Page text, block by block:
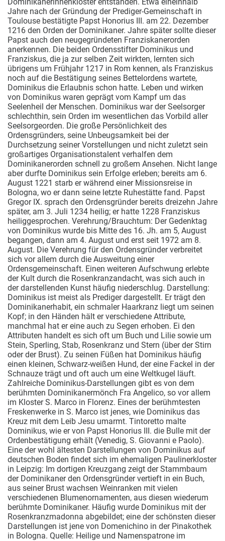
Jahre nach der Gründung der Prediger-Gemeinschaft in
Toulouse bestätigte Papst Honorius III. am 22. Dezember
1216 den Orden der Dominikaner. Jahre später sollte dieser
Papst auch den neugegründeten Franziskanerorden
anerkennen. Die beiden Ordensstifter Dominikus und
Franziskus, die ja zur selben Zeit wirkten, lernten sich
übrigens um Frühjahr 1217 in Rom kennen, als Franziskus
noch auf die Bestätigung seines Bettelordens wartete,
Dominikus die Erlaubnis schon hatte. Leben und wirken
von Dominikus waren geprägt vom Kampf um das
Seelenheil der Menschen. Dominikus war der Seelsorger
schlechthin, sein Orden im wesentlichen das Vorbild aller
Seelsorgeorden. Die große Persönlichkeit des
Ordensgründers, seine Unbeugsamkeit bei der
Durchsetzung seiner Vorstellungen und nicht zuletzt sein
großartiges Organisationstalent verhalfen dem
Dominikanerorden schnell zu großem Ansehen. Nicht lange
aber durfte Dominikus sein Erfolge erleben; bereits am 6.
August 1221 starb er während einer Missionsreise in
Bologna, wo er dann seine letzte Ruhestätte fand. Papst
Gregor IX. sprach den Ordensgründer bereits dreizehn Jahre
später, am 3. Juli 1234 heilig; er hatte 1228 Franziskus
heiliggesprochen. Verehrung/Brauchtum: Der Gedenktag
von Dominikus wurde bis Mitte des 16. Jh. am 5, August
begangen, dann am 4. August und erst seit 1972 am 8.
August. Die Verehrung für den Ordensgründer verbreitet
sich vor allem durch die Ausweitung einer
Ordensgemeinschaft. Einen weiteren Aufschwung erlebte
der Kult durch die Rosenkranzandacht, was sich auch in
der darstellenden Kunst häufig niederschlug. Darstellung:
Dominikus ist meist als Prediger dargestellt. Er trägt den
Dominikanerhabit, ein schmaler Haarkranz liegt um seinen
Kopf; in den Händen hält er verschiedene Attribute,
manchmal hat er eine auch zu Segen erhoben. Ei den
Attributen handelt es sich oft um Buch und Lilie sowie um
Stein, Sperling, Stab, Rosenkranz und Stern (über der Stirn
oder der Brust). Zu seinen Füßen hat Dominikus häufig
einen kleinen, Schwarz-weißen Hund, der eine Fackel in der
Schnauze trägt und oft auch um eine Weltkugel läuft.
Zahlreiche Dominikus-Darstellungen gibt es von dem
berühmten Dominikanermönch Fra Angelico, so vor allem
im Kloster S. Marco in Florenz. Eines der berühmtesten
Freskenwerke in S. Marco ist jenes, wie Dominikus das
Kreuz mit dem Leib Jesu umarmt. Tintoretto malte
Dominikus, wie er von Papst Honorius III. die Bulle mit der
Ordenbestätigung erhält (Venedig, S. Giovanni e Paolo).
Eine der wohl ältesten Darstellungen von Dominikus auf
deutschen Boden findet sich im ehemaligen Paulinerkloster
in Leipzig: Im dortigen Kreuzgang zeigt der Stammbaum
der Dominikaner den Ordensgründer vertieft in ein Buch,
aus seiner Brust wachsen Weinranken mit vielen
verschiedenen Blumenornamenten, aus diesen wiederum
berühmte Dominikaner. Häufig wurde Dominikus mit der
Rosenkranzmadonna abgebildet; eine der schönsten dieser
Darstellungen ist jene von Domenichino in der Pinakothek
in Bologna. Quelle: Heilige und Namenspatrone im